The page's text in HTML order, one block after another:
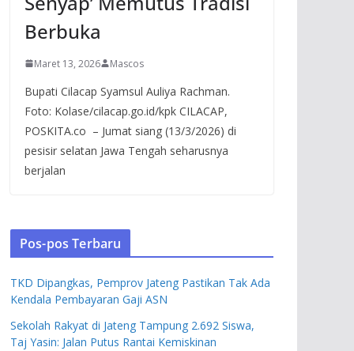
Berbuka
Maret 13, 2026 Mascos
Bupati Cilacap Syamsul Auliya Rachman.
Foto: Kolase/cilacap.go.id/kpk CILACAP,
POSKITA.co – Jumat siang (13/3/2026) di
pesisir selatan Jawa Tengah seharusnya
berjalan
Pos-pos Terbaru
TKD Dipangkas, Pemprov Jateng Pastikan Tak Ada
Kendala Pembayaran Gaji ASN
Sekolah Rakyat di Jateng Tampung 2.692 Siswa,
Taj Yasin: Jalan Putus Rantai Kemiskinan